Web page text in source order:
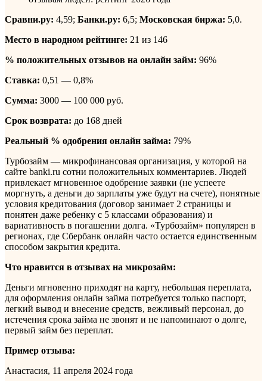
Сравни.ру: 4,59; Банки.ру: 6,5; Московская биржа: 5,0.
Место в народном рейтинге: 21 из 146
% положительных отзывов на онлайн займ: 96%
Ставка: 0,51 — 0,8%
Сумма: 3000 — 100 000 руб.
Срок возврата: до 168 дней
Реальный % одобрения онлайн займа: 79%
Турбозайм — микрофинансовая организация, у которой на
сайте banki.ru сотни положительных комментариев. Людей
привлекает мгновенное одобрение заявки (не успеете
моргнуть, а деньги до зарплаты уже будут на счете), понятные
условия кредитования (договор занимает 2 страницы и
понятен даже ребенку с 5 классами образования) и
вариативность в погашении долга. «Турбозайм» популярен в
регионах, где Сбербанк онлайн часто остается единственным
способом закрытия кредита.
Что нравится в отзывах на микрозайм:
Деньги мгновенно приходят на карту, небольшая переплата,
для оформления онлайн займа потребуется только паспорт,
легкий вывод и внесение средств, вежливый персонал, до
истечения срока займа не звонят и не напоминают о долге,
первый займ без переплат.
Пример отзыва:
Анастасия, 11 апреля 2024 года